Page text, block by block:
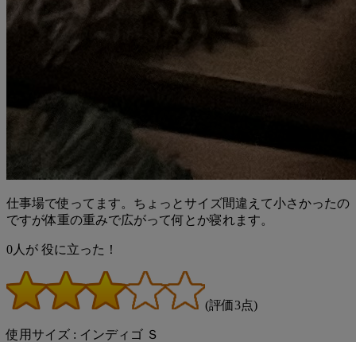
仕事場で使ってます。ちょっとサイズ間違えて小さかったの
ですが体重の重みで広がって何とか寝れます。
0 人が 役に立った！
(評価3点)
使用サイズ : インディゴ Ｓ